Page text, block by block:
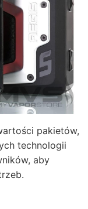
pakietów,
technologii
aby